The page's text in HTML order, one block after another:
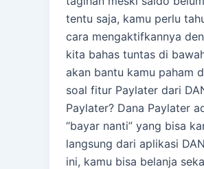
tentu saja, kamu perlu
cara mengaktifkannya
kita bahas tuntas di
akan bantu kamu paham
soal fitur Paylater dari
Paylater? Dana Paylater
“bayar nanti” yang bisa
langsung dari aplikasi
ini, kamu bisa belanja